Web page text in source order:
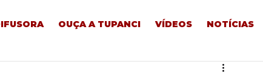
OUÇA A TUPANCI VÍDEOS NOTÍCIAS